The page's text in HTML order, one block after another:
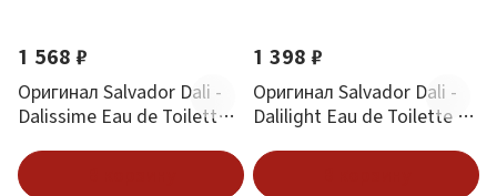
1 568 ₽
Оригинал Salvador Dali -
Dalissime Eau de Toilette
1 398 ₽
Оригинал Salvador Dali -
Dalilight Eau de Toilette 30